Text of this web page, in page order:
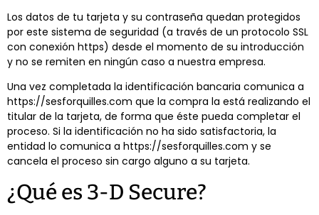
Los datos de tu tarjeta y su contraseña quedan protegidos
por este sistema de seguridad (a través de un protocolo SSL
con conexión https) desde el momento de su introducción
y no se remiten en ningún caso a nuestra empresa.
Una vez completada la identificación bancaria comunica a
https://sesforquilles.com que la compra la está realizando el
titular de la tarjeta, de forma que éste pueda completar el
proceso. Si la identificación no ha sido satisfactoria, la
entidad lo comunica a https://sesforquilles.com y se
cancela el proceso sin cargo alguno a su tarjeta.
¿Qué es 3-D Secure?